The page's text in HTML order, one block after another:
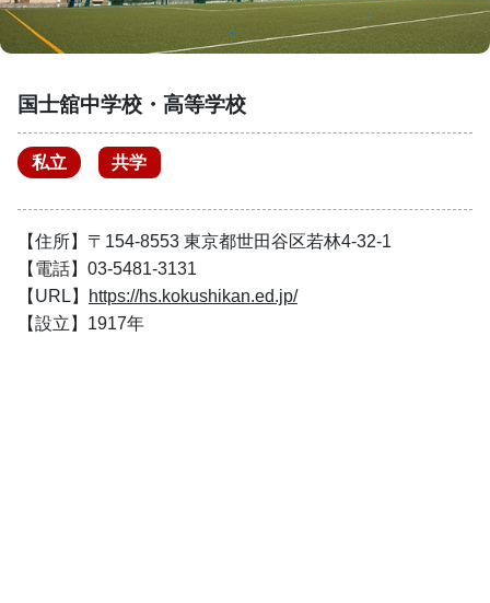
国士舘中学校・高等学校
私立 共学
【住所】〒154-8553 東京都世田谷区若林4-32-1
【電話】03-5481-3131
【URL】
https://hs.kokushikan.ed.jp/
【設立】1917年